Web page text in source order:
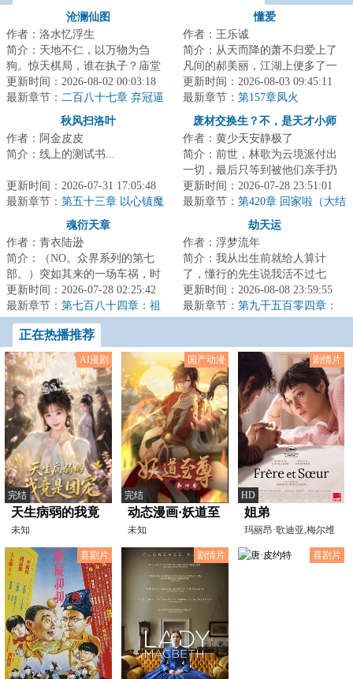
沧澜仙图
作者：洛水忆浮生
简介：天地不仁，以万物为刍
狗。惊天棋局，谁在执子？庙堂
与江湖、热血与阴谋、爱情与背
叛、血海深仇与儿...
更新时间：2026-08-02 00:03:18
最新章节： 二百八十七章 弃冠逼
懂爱
作者：王乐诚
简介：从天而降的萧不归爱上了
凡间的郝美丽，江湖上便多了一
个爱情故事。...
更新时间：2026-08-03 09:45:11
最新章节： 第157章凤火
秋风扫洛叶
作者：阿金皮皮
简介：线上的测试书...
更新时间：2026-07-31 17:05:48
最新章节： 第五十三章 以心镇魔
废材交换生？不，是天才小师
妹！
作者：黄少天安静极了
简介：前世，林歌为云境派付出
一切，最后只等到被他们亲手扔
进兽潮给林婉偿命的下场。
&lt;br/&gt;重生回...
更新时间：2026-07-28 23:51:01
最新章节： 第420章 回家啦（大结
魂衍天章
作者：青衣陆逊
简介：（NO。众界系列的第七
部。）突如其来的一场车祸，时
迟殇得知了一个全新的世界。道
门、鬼道、龙组、...
更新时间：2026-07-28 02:25:42
最新章节： 第七百八十四章：祖
炉熔炼
劫天运
作者：浮梦流年
简介：我从出生前就给人算计
了，懂行的先生说我活不过七
岁。外婆为了救我，给我娶了童
养媳，让我过起了安...
更新时间：2026-08-08 23:59:55
最新章节： 第九千五百零四章：
正在热播推荐
AI漫剧
完结
天生病弱的我竟
是团宠
未知
国产动漫
完结
动态漫画·妖道至
尊第四季
未知
剧情片
HD
姐弟
玛丽昂·歌迪亚,梅尔维
尔·珀波,格什菲·法
喜剧片
剧情片 喜剧片